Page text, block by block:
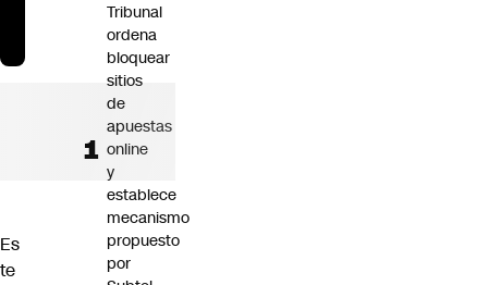
Es
te
Tribunal
ordena
bloquear
sitios
de
apuestas
online
y
establece
mecanismo
propuesto
por